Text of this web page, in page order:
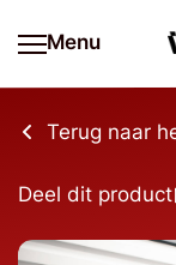
Menu
Terug naar
Deel dit product